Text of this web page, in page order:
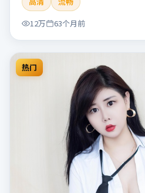
看。本片适合检索「狂潮信号」
本」「2021」「2021-05-17上映
与主创信息。
12万
63个月前
热门